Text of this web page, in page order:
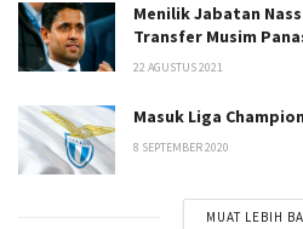
Menilik Jabatan
Transfer Musim
22 AGUSTUS 2021
Masuk Liga
8 SEPTEMBER 2020
MUAT LEBIH